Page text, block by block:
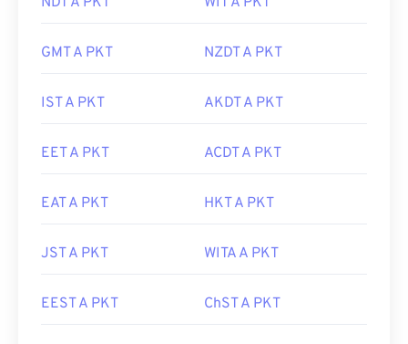
GMT A PKT NZDT A PKT
IST A PKT AKDT A PKT
EET A PKT ACDT A PKT
EAT A PKT HKT A PKT
JST A PKT WITA A PKT
EEST A PKT ChST A PKT